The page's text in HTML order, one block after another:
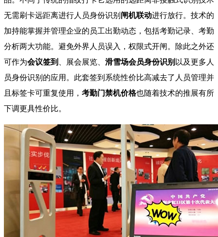
无需刷卡远距离进行人员身份识别 闸机联动进行放行。技术的
加持能掌握并管理企业的员工出勤动态，包括考勤记录、考勤
分析两大功能。避免外界人员误入，权限式开闸。除此之外还
可作为会议签到 、展会展览、 滑雪场会员身份识别 以及更多人
员身份识别的应用。此套签到系统性价比高减去了人员管理并
且标签卡可重复使用， 考勤门禁机价格也随着技术的推展有所
下调更具性价比。